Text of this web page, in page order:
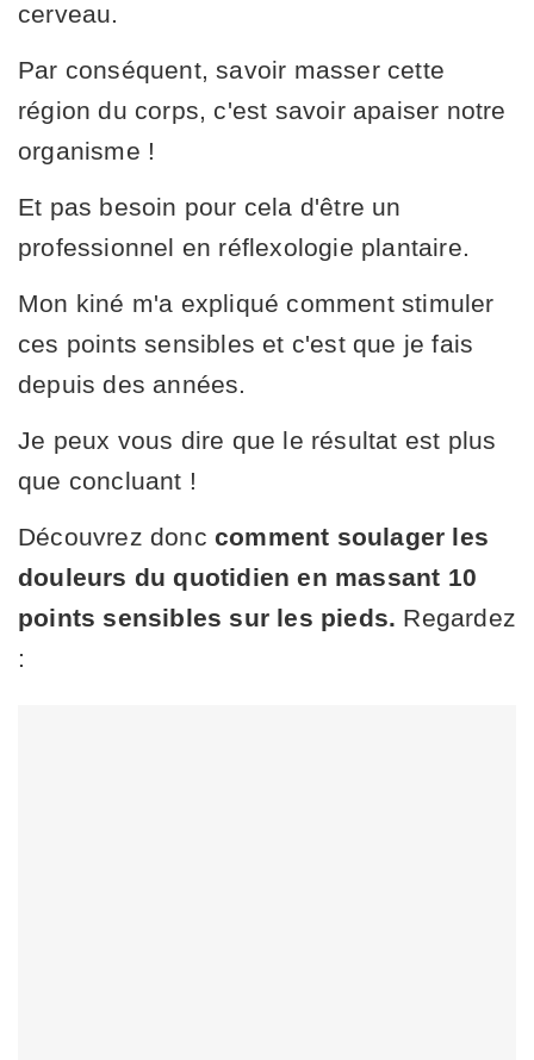
cerveau.
Par conséquent, savoir masser cette
région du corps, c'est savoir apaiser notre
organisme !
Et pas besoin pour cela d'être un
professionnel en réflexologie plantaire.
Mon kiné m'a expliqué comment stimuler
ces points sensibles et c'est que je fais
depuis des années.
Je peux vous dire que le résultat est plus
que concluant !
Découvrez donc comment soulager les
douleurs du quotidien en massant 10
points sensibles sur les pieds. Regardez
: